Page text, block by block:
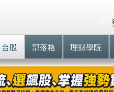
台股 部落格 理財學院